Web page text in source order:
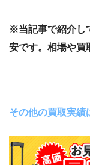
※当記事で紹介し
安です。相場や買
その他の買取実績